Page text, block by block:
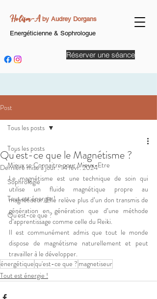
Holism-A by Audrey Dorgans
Energéticienne & Sophrologue
Réserver une séance
Post
Tous les posts
Mieux se Connaitre pour Mieux-Etre
Sophrologie
Tout est énergie !
Qu'est-ce que ?
Tous les posts
Qu'est-ce que le Magnétisme ?
Dernière mise à jour :14 févr. 2024
Le magnétisme est une technique de soin qui
utilise un fluide magnétique propre au
magnétiseur. Elle relève plus d’un don transmis de
génération en génération que d’une méthode
d’apprentissage comme celle du Reiki.
Il est communément admis que tout le monde
dispose de magnétisme naturellement et peut
travailler à le développer.
énergétiquequ'est-ce que ? magnetiseur
Tout est énergie !